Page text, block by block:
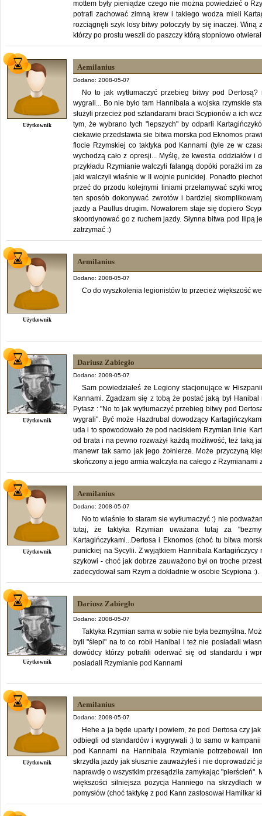
mottem były pieniądze czego nie można powiedzieć o
potrafi zachować zimną krew i takiego wodza mieli
rozciągnęli szyk losy bitwy potoczyły by się inaczej.
którzy po prostu weszli do paszczy którą stopniowo
Użytkownik
Aemilanius
Dodano: 2008-05-07
No to jak wytłumaczyć przebieg bitwy pod
wygrali... Bo nie było tam Hannibala a wojska rzymskie
służyli przecież pod sztandarami braci Scypionów a ich
tym, że wybrano tych "lepszych" by odparli
ciekawie przedstawia sie bitwa morska pod Eknomos
flocie Rzymskiej co taktyka pod Kannami (tyle ze w
wychodzą cało z opresji... Myślę, że kwestia oddziałów
przykładu Rzymianie walczyli falangą dopóki porażki im
jaki walczyli właśnie w II wojnie punickiej. Ponadto
przeć do przodu kolejnymi liniami przełamywać szyki
ten sposób dokonywać zwrotów i bardziej
jazdy a Paullus drugim. Nowatorem staje się dopiero
skoordynować go z ruchem jazdy. Słynna bitwa pod Ilipą
zatrzymać :)
Użytkownik
Aemilanius
Dodano: 2008-05-07
Co do wyszkolenia legionistów to przecież większość
Użytkownik
Dariusz Zabiegło
Dodano: 2008-05-07
Sam powiedziałeś że Legiony stacjonujące w
Kannami. Zgadzam się z tobą że postać jaką był
Pytasz : "No to jak wytłumaczyć przebieg bitwy pod
wygrali". Być może Hazdrubal dowodzący
uda i to spowodowało że pod naciskiem Rzymian linie
od brata i na pewno rozważył każdą możliwość, też taką
manewr tak samo jak jego żołnierze. Może przyczyną
skończony a jego armia walczyła na całego z
Użytkownik
Aemilanius
Dodano: 2008-05-07
No to wlaśnie to staram sie wytłumaczyć :) nie
tutaj, że taktyka Rzymian uważana tutaj za
Kartagińczykami...Dertosa i Eknomos (choć tu bitwa
punickiej na Sycylii. Z wyjątkiem Hannibala
szykowi - choć jak dobrze zauważono był on troche
zadecydował sam Rzym a dokładnie w osobie Scypiona :).
Użytkownik
Dariusz Zabiegło
Dodano: 2008-05-07
Taktyka Rzymian sama w sobie nie była bezmyślna.
byli "ślepi" na to co robił Hanibal i też nie posiadali
dowódcy którzy potrafili oderwać się od standardu i
posiadali Rzymianie pod Kannami
Użytkownik
Aemilanius
Dodano: 2008-05-07
Hehe a ja będe uparty i powiem, że pod Dertosa czy
odbiegli od standardów i wygrywali :) to samo w
pod Kannami na Hannibala Rzymianie potrzebowali
skrzydła jazdy jak słusznie zauważyłeś i nie
naprawdę o wszystkim przesądziła zamykając
większości silniejsza pozycja Hanniego na skrzydłach
pomysłów (choć taktykę z pod Kann zastosował